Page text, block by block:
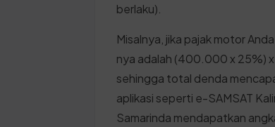
berlaku).
Misalnya, jika pajak motor
nya adalah (400.000 x 25%)
sehingga total denda
aplikasi seperti e-SAMSAT
Samarinda mendapatkan